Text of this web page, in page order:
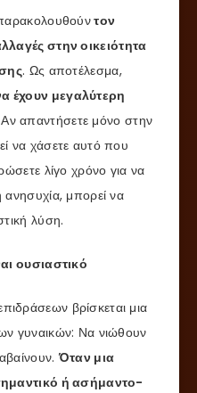
τον
στην οικειότητα
. Ως αποτέλεσμα,
έχουν μεγαλύτερη
απαντήσετε μόνο στην
να χάσετε αυτό που
λίγο χρόνο για να
ανησυχία, μπορεί να
λύση.
ουσιαστικό
βρίσκεται μια
γυναικών: Να νιώθουν
Όταν μια
ή ασήμαντο-